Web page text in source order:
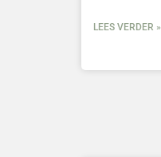
LEES VERDER »